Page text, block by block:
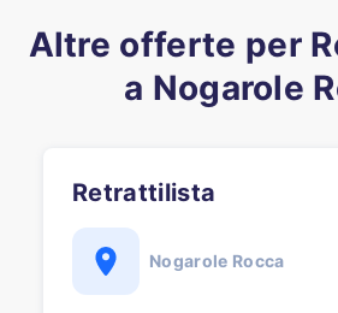
Altre offerte per
a Nogarole
Retrattilista
Nogarole Rocca